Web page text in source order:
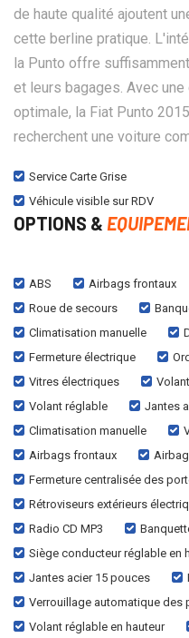
de haute qualité ajoutent
cette berline pratique.
la Punto offre
et leurs bagages. Avec
optimale, la Fiat Punto
recherchent une voiture
Service Carte Grise
Véhicule visible sur RDV
OPTIONS &
ABS Airbags frontaux
Roue de secours
Climatisation manuelle
Fermeture électrique
Vitres électriques
Volant réglable
Jantes
Climatisation manuelle
Airbags frontaux
Fermeture centralisée des
Rétroviseurs extérieurs
Radio CD MP3
Siège conducteur réglable en
Jantes acier 15 pouces
Verrouillage automatique des
Volant réglable en hauteur